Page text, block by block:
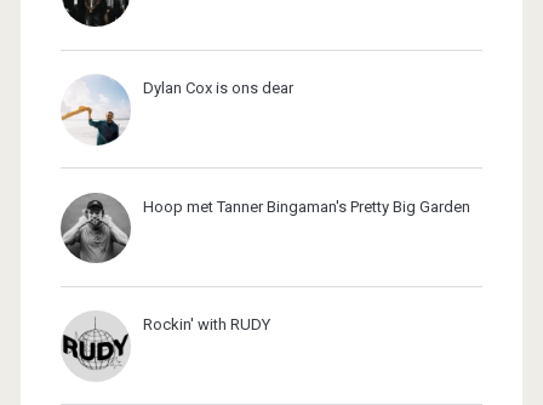
Dylan Cox is ons dear
Hoop met Tanner Bingaman's Pretty Big Garden
Rockin' with RUDY